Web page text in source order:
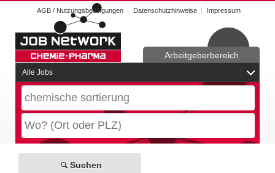
AGB / Nutzungsbedingungen Datenschutzhinweise Impressum
Alle Jobs
Arbeitgeberbereich
Suchen